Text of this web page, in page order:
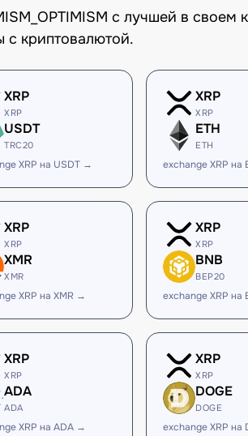
с лучшей в своем
с криптовалютой.
XRP
XRP
USDT
TRC20
XRP на USDT →
XRP
XRP
ETH
ETH
exchange XRP на
XRP
XRP
XMR
XMR
XRP на XMR →
XRP
XRP
BNB
BEP20
exchange XRP на
XRP
XRP
ADA
ADA
XRP на ADA →
XRP
XRP
DOGE
DOGE
exchange XRP на